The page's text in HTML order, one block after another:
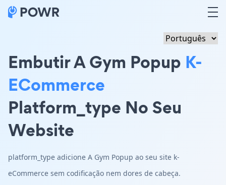
Embutir A Gym Popup K-
ECommerce
Platform_type No Seu
Website
platform_type adicione A Gym Popup ao seu site k-
eCommerce sem codificação nem dores de cabeça.